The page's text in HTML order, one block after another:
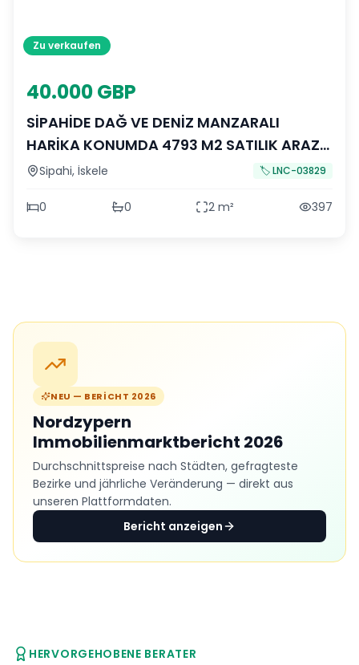
Zu verkaufen
40.000 GBP
SİPAHİDE DAĞ VE DENİZ MANZARALI
HARİKA KONUMDA 4793 M2 SATILIK ARAZİ
ADEM AKIN 05338314949
Sipahi, İskele 🏷️LNC-03829
0 0 2 m² 397
NEU — BERICHT 2026
Nordzypern
Immobilienmarktbericht 2026
Durchschnittspreise nach Städten, gefragteste
Bezirke und jährliche Veränderung — direkt aus
unseren Plattformdaten.
Bericht anzeigen
HERVORGEHOBENE BERATER